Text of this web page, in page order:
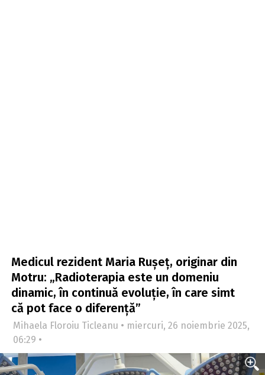
Medicul rezident Maria Rușeț, originar din
Motru: „Radioterapia este un domeniu
dinamic, în continuă evoluție, în care simt
că pot face o diferență”
Mihaela Floroiu Ticleanu • miercuri, 26 noiembrie 2025,
06:29 •